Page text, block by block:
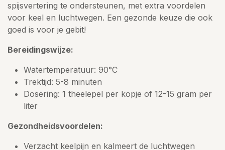
spijsvertering te ondersteunen, met extra voordelen
voor keel en luchtwegen. Een gezonde keuze die ook
goed is voor je gebit!
Bereidingswijze:
Watertemperatuur: 90°C
Trektijd: 5-8 minuten
Dosering: 1 theelepel per kopje of 12-15 gram per
liter
Gezondheidsvoordelen:
Verzacht keelpijn en kalmeert de luchtwegen